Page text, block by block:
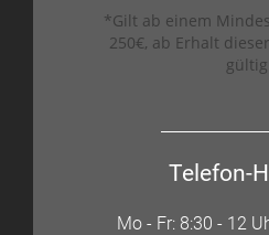
*Gilt ab einem
250€, ab Erhalt
gültig
Telefon-
Mo - Fr: 8:30 - 12